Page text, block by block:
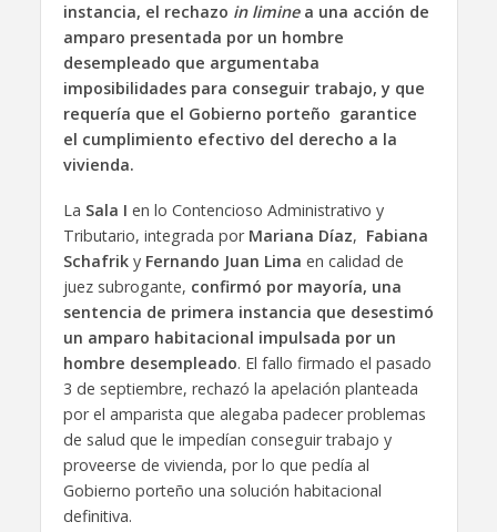
instancia, el rechazo in limine a una acción de
amparo presentada por un hombre
desempleado que argumentaba
imposibilidades para conseguir trabajo, y que
requería que el Gobierno porteño garantice
el cumplimiento efectivo del derecho a la
vivienda.
La Sala I en lo Contencioso Administrativo y
Tributario, integrada por Mariana Díaz, Fabiana
Schafriky Fernando Juan Lima en calidad de
juez subrogante, confirmó por mayoría, una
sentencia de primera instancia que desestimó
un amparo habitacional impulsada por un
hombre desempleado. El fallo firmado el pasado
3 de septiembre, rechazó la apelación planteada
por el amparista que alegaba padecer problemas
de salud que le impedían conseguir trabajo y
proveerse de vivienda, por lo que pedía al
Gobierno porteño una solución habitacional
definitiva.